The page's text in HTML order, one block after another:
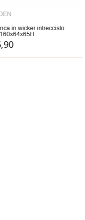
in wicker intreccisto